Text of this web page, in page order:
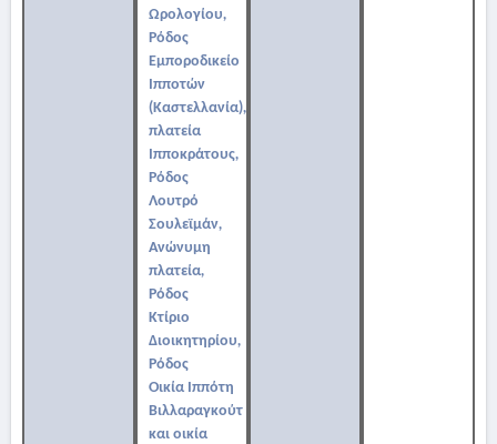
Ωρολογίου,
Ρόδος
Εμποροδικείο
Ιπποτών
(Καστελλανία),
πλατεία
Ιπποκράτους,
Ρόδος
Λουτρό
Σουλεϊμάν,
Ανώνυμη
πλατεία,
Ρόδος
Κτίριο
Διοικητηρίου,
Ρόδος
Οικία Ιππότη
Βιλλαραγκούτ
και οικία